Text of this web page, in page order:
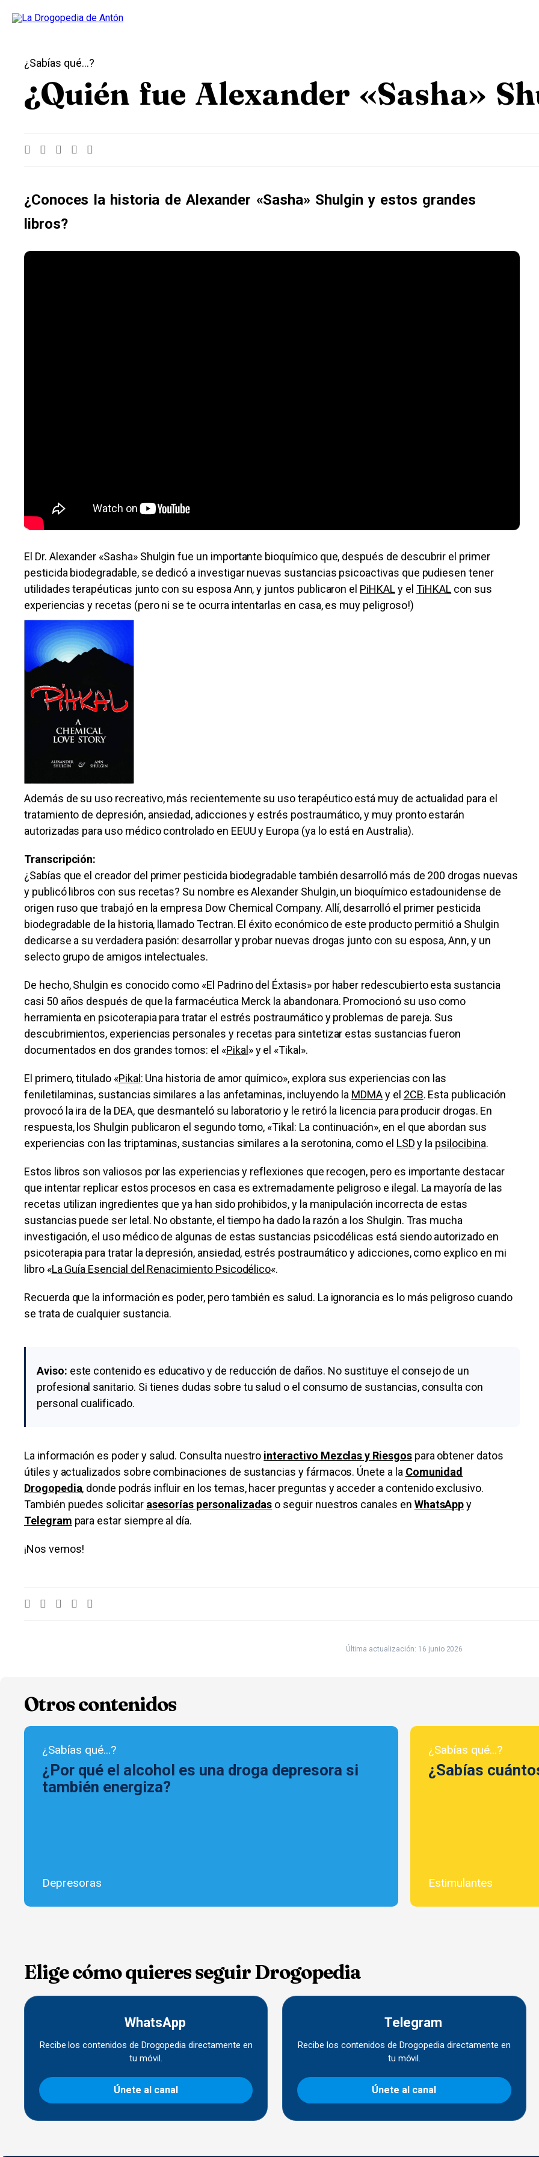
¿Sabías qué...?
¿Quién fue Alexander «Sasha»
¿Conoces la historia de Alexander «Sasha» Shulgin y estos grandes
libros?
El Dr. Alexander «Sasha» Shulgin fue un importante bioquímico que, después de descubrir el primer
pesticida biodegradable, se dedicó a investigar nuevas sustancias psicoactivas que pudiesen tener
utilidades terapéuticas junto con su esposa Ann, y juntos publicaron el PiHKALy el TiHKAL con sus
experiencias y recetas (pero ni se te ocurra intentarlas en casa, es muy peligroso!)
Además de su uso recreativo, más recientemente su uso terapéutico está muy de actualidad para el
tratamiento de depresión, ansiedad, adicciones y estrés postraumático, y muy pronto estarán
autorizadas para uso médico controlado en EEUU y Europa (ya lo está en Australia).
Transcripción:
¿Sabías que el creador del primer pesticida biodegradable también desarrolló más de 200 drogas nuevas
y publicó libros con sus recetas? Su nombre es Alexander Shulgin, un bioquímico estadounidense de
origen ruso que trabajó en la empresa Dow Chemical Company. Allí, desarrolló el primer pesticida
biodegradable de la historia, llamado Tectran. El éxito económico de este producto permitió a Shulgin
dedicarse a su verdadera pasión: desarrollar y probar nuevas drogas junto con su esposa, Ann, y un
selecto grupo de amigos intelectuales.
De hecho, Shulgin es conocido como «El Padrino del Éxtasis» por haber redescubierto esta sustancia
casi 50 años después de que la farmacéutica Merck la abandonara. Promocionó su uso como
herramienta en psicoterapia para tratar el estrés postraumático y problemas de pareja. Sus
descubrimientos, experiencias personales y recetas para sintetizar estas sustancias fueron
documentados en dos grandes tomos: el «Pikal » y el «Tikal».
El primero, titulado «Pikal : Una historia de amor químico», explora sus experiencias con las
feniletilaminas, sustancias similares a las anfetaminas, incluyendo la MDMAy el 2CB. Esta publicación
provocó la ira de la DEA, que desmanteló su laboratorio y le retiró la licencia para producir drogas. En
respuesta, los Shulgin publicaron el segundo tomo, «Tikal: La continuación», en el que abordan sus
experiencias con las triptaminas, sustancias similares a la serotonina, como el LSDy la psilocibina.
Estos libros son valiosos por las experiencias y reflexiones que recogen, pero es importante destacar
que intentar replicar estos procesos en casa es extremadamente peligroso e ilegal. La mayoría de las
recetas utilizan ingredientes que ya han sido prohibidos, y la manipulación incorrecta de estas
sustancias puede ser letal. No obstante, el tiempo ha dado la razón a los Shulgin. Tras mucha
investigación, el uso médico de algunas de estas sustancias psicodélicas está siendo autorizado en
psicoterapia para tratar la depresión, ansiedad, estrés postraumático y adicciones, como explico en mi
libro «La Guía Esencial del Renacimiento Psicodélico«.
Recuerda que la información es poder, pero también es salud. La ignorancia es lo más peligroso cuando
se trata de cualquier sustancia.
Aviso: este contenido es educativo y de reducción de daños. No sustituye el consejo de un
profesional sanitario. Si tienes dudas sobre tu salud o el consumo de sustancias, consulta con
personal cualificado.
La información es poder y salud. Consulta nuestro interactivo Mezclas y Riesgospara obtener datos
útiles y actualizados sobre combinaciones de sustancias y fármacos. Únete a la Comunidad
Drogopedia, donde podrás influir en los temas, hacer preguntas y acceder a contenido exclusivo.
También puedes solicitar asesorías personalizadas o seguir nuestros canales en WhatsAppy
Telegram para estar siempre al día.
¡Nos vemos!
Última actualización: 16 junio 2026
Otros contenidos
¿Sabías qué...?
¿Por qué el alcohol es una droga depresora si
también energiza?
Depresoras
¿Sabías qué...?
¿Sabías
Estimulantes
Elige cómo quieres seguir Drogopedia
WhatsApp
Recibe los contenidos de Drogopedia directamente en
tu móvil.
Únete al canal
Telegram
Recibe los contenidos de Drogopedia directamente en
tu móvil.
Únete al canal